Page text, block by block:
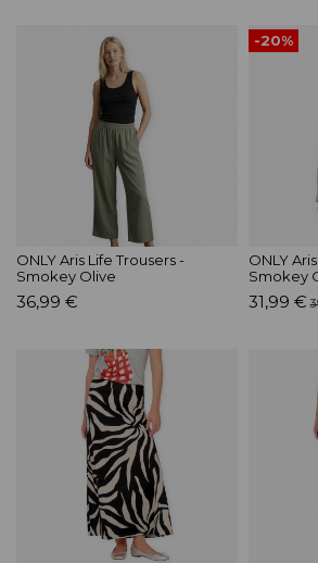
ONLY Aris Life Trousers -
Smokey Olive
36,99 €
-20%
ONLY
Smokey
31,99 €